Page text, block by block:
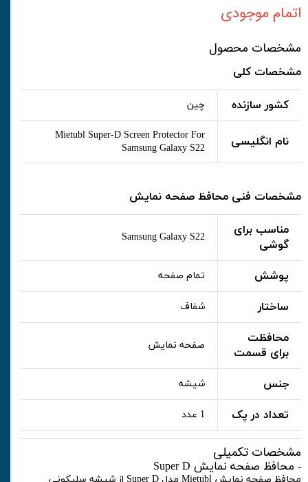
اتمام موجودی
مشخصات محصول
مشخصات کلی
کشور سازنده چین
نام انگلیسی
Mietubl Super-D Screen Protector For
Samsung Galaxy S22
مشخصات فنی محافظ صفحه نمایش
مناسب برای
گوشی
Samsung Galaxy S22
پوشش تمام صفحه
ساختار شفاف
محافظت
برای قسمت
صفحه نمایش
جنس شیشه
تعداد در پک 1 عدد
مشخصات تکمیلی
- محافظ صفحه نمایش Super D